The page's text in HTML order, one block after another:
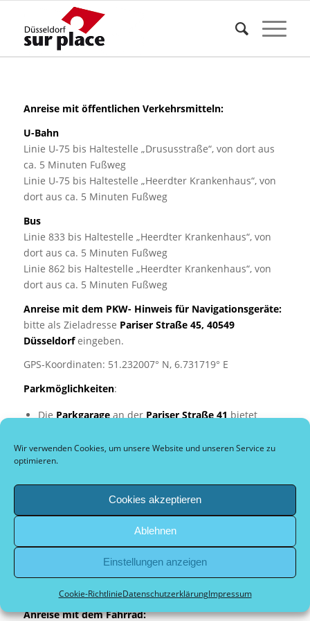
Wir verwenden Cookies, um unsere Website und unseren Service zu
optimieren.
Cookies akzeptieren
Ablehnen
Einstellungen anzeigen
Cookie-RichtlinieDatenschutzerklärungImpressum
Anreise mit öffentlichen Verkehrsmitteln:
U-Bahn
Linie U-75 bis Haltestelle „Drususstraße“, von dort aus
ca. 5 Minuten Fußweg
Linie U-75 bis Haltestelle „Heerdter Krankenhaus“, von
dort aus ca. 5 Minuten Fußweg
Bus
Linie 833 bis Haltestelle „Heerdter Krankenhaus“, von
dort aus ca. 5 Minuten Fußweg
Linie 862 bis Haltestelle „Heerdter Krankenhaus“, von
dort aus ca. 5 Minuten Fußweg
Anreise mit dem PKW- Hinweis für Navigationsgeräte:
bitte als Zieladresse Pariser Straße 45, 40549
Düsseldorfeingeben.
GPS-Koordinaten: 51.232007° N, 6.731719° E
Parkmöglichkeiten:
DieParkgaragean derPariser Straße 41bietet
Boulehalle. (Parkgebühren: bis zu 2 Std. 3€, bis zu 4
Std. 4€ und bis zu 12 Std. 7€)
P&R Platz (Simon Gatzweiler Platz)bietet
kostenfreie Parkplätze direkt gegenüber der
Bezirkssportanlage. (Daten für Navigationssysteme:
Breitengrad/Längengrad: 51.2335, 6.7276)
Parkplätze E-Ladesäulein Fahrtrichtung
stadteinwärts ca. 200 m rechts hinter der Parkgarage
Anreise mit dem Fahrrad: